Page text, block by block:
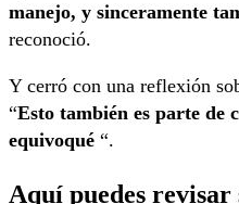
manejo, y sinceramente
reconoció.
Y cerró con una reflexión
“Esto también es parte de
equivoqué “.
Aquí puedes revisar